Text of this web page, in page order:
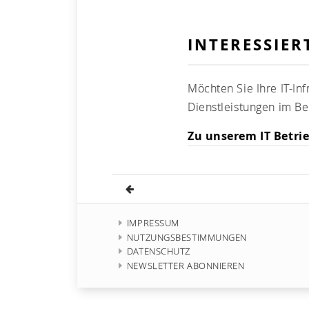
Möchten Sie Ihre IT-
Dienstleistungen im
Zu unserem IT
IMPRESSUM
NUTZUNGSBESTIMMUNGEN
DATENSCHUTZ
NEWSLETTER ABONNIEREN